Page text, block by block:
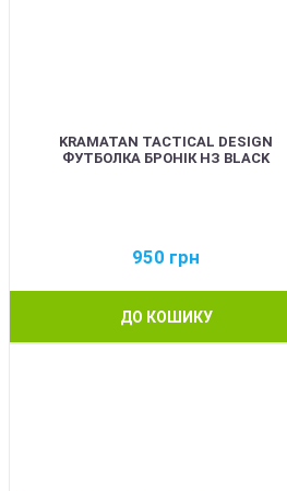
KRAMATAN TACTICAL DESIGN
ФУТБОЛКА БРОНІК НЗ BLACK
950 грн
ДО КОШИКУ